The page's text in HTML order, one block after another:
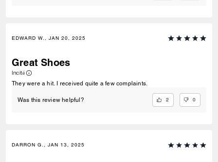
EDWARD W., JAN 20, 2025
Great Shoes
Incité
They were a hit. I received quite a few complaints.
Was this review helpful? 2 0
DARRON G., JAN 13, 2025